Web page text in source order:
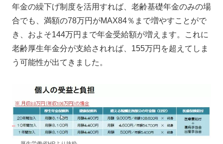
年金の繰下げ制度を活用すれば、老齢基礎年金のみの場
合でも、満額の78万円がMAX84％まで増やすことがで
き、およそ144万円まで年金受給額が増えます。これに
老齢厚生年金分が支給されれば、155万円を超えてしま
う可能性が出てきました。